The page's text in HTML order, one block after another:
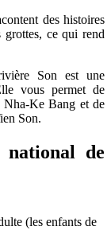
des histoires
grottes, ce qui rend
Son est une
vous permet de
Nha-Ke Bang et de
Son.
national de
(les enfants de